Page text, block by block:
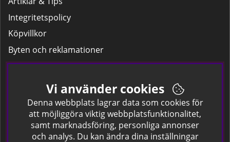
Integritetspolicy
Köpvillkor
Byten och reklamationer
Leverans
Hitta färgkoden på bilen.
Företagskund
Om oss
Vi använder cookies
Denna webbplats lagrar data som cookies för
att möjliggöra viktig webbplatsfunktionalitet,
samt marknadsföring, personliga annonser
och analys. Du kan ändra dina inställningar